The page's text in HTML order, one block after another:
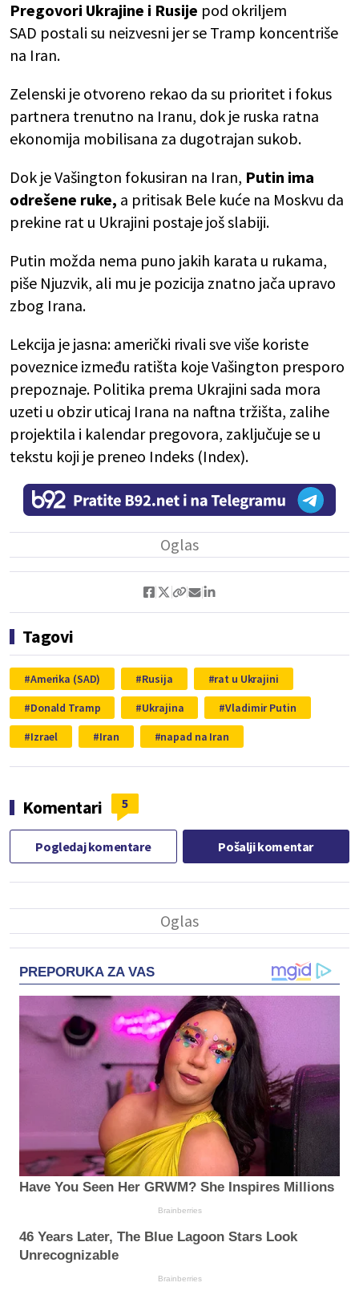
Pregovori Ukrajine i Rusije pod okriljem
SAD postali su neizvesni jer se Tramp koncentriše
na Iran.
Zelenski je otvoreno rekao da su prioritet i fokus
partnera trenutno na Iranu, dok je ruska ratna
ekonomija mobilisana za dugotrajan sukob.
Dok je Vašington fokusiran na Iran, Putin ima
odrešene ruke, a pritisak Bele kuće na Moskvu da
prekine rat u Ukrajini postaje još slabiji.
Putin možda nema puno jakih karata u rukama,
piše Njuzvik, ali mu je pozicija znatno jača upravo
zbog Irana.
Lekcija je jasna: američki rivali sve više koriste
poveznice između ratišta koje Vašington presporo
prepoznaje. Politika prema Ukrajini sada mora
uzeti u obzir uticaj Irana na naftna tržišta, zalihe
projektila i kalendar pregovora, zaključuje se u
tekstu koji je preneo Indeks (Index).
Tagovi
Amerika (SAD) Rusija
rat u Ukrajini
Donald Tramp
Ukrajina
Vladimir Putin
Izrael
Iran napad na Iran
Komentari 5
Pogledaj komentare Pošalji komentar
PREPORUKA ZA VAS
Have You Seen Her GRWM? She Inspires Millions
Brainberries
46 Years Later, The Blue Lagoon Stars Look
Unrecognizable
Brainberries